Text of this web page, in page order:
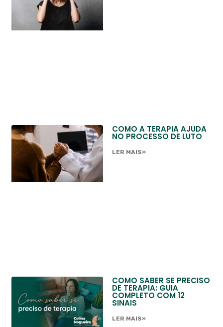
COMO A TERAPIA AJUDA
NO PROCESSO DE LUTO
LER MAIS»
COMO SABER SE PRECISO
DE TERAPIA: GUIA
COMPLETO COM 12
SINAIS
LER MAIS»